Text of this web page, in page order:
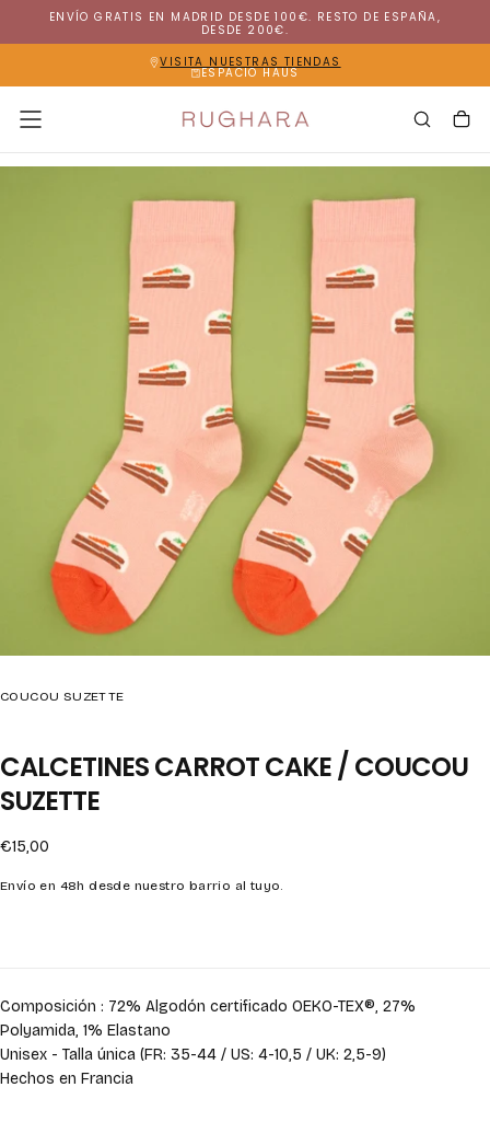
SALTAR
CONTENIDO
ENVÍO GRATIS EN MADRID DESDE 100€. RESTO DE ESPAÑA,
DESDE 200€.
VISITA NUESTRAS TIENDAS
ESPACIO HAUS
COUCOU SUZETTE
CALCETINES CARROT CAKE / COUCOU
SUZETTE
Precio
€15,00
Envío en 48h desde nuestro barrio al tuyo.
Composición : 72% Algodón certificado OEKO-TEX®️, 27%
Polyamida, 1% Elastano
Unisex - Talla única (FR: 35-44 / US: 4-10,5 / UK: 2,5-9)
Hechos en Francia